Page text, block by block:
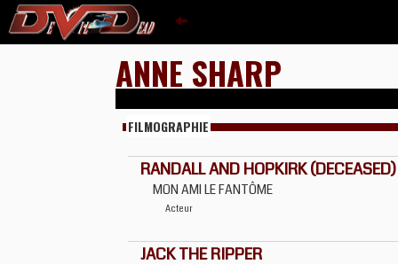
ANNE SHARP
FILMOGRAPHIE
RANDALL AND HOPKIRK
MON AMI LE FANTÔME
Acteur
JACK THE RIPPER